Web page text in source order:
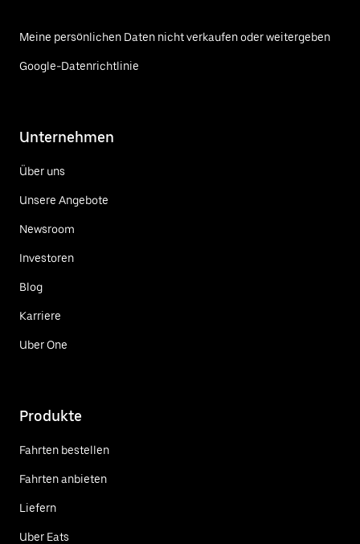
Meine persönlichen Daten nicht verkaufen oder weitergeben
Google-Datenrichtlinie
Unternehmen
Über uns
Unsere Angebote
Newsroom
Investoren
Blog
Karriere
Uber One
Produkte
Fahrten bestellen
Fahrten anbieten
Liefern
Uber Eats